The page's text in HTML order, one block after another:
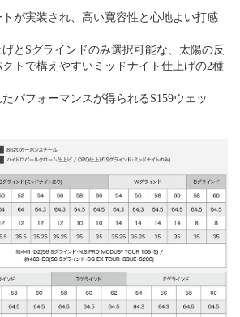
が実装され、高い寛容性と心地よい打感
とSグラインドのみ選択可能な、太陽の反
トで構えやすいミッドナイト仕上げの2種
パフォーマンスが得られるS159ウェッ